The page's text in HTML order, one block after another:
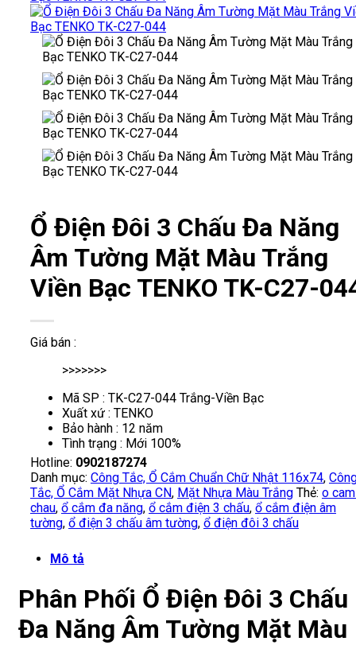
Ổ Điện Đôi 3 Chấu Đa Năng
Âm Tường Mặt Màu Trắng
Viền Bạc TENKO TK-C27-
Giá bán :
>>>>>>>
Mã SP : TK-C27-044 Trắng-Viền Bạc
Xuất xứ : TENKO
Bảo hành : 12 năm
Tình trạng : Mới 100%
Hotline: 0902187274
Danh mục: Công Tắc, Ổ Cắm Chuẩn Chữ Nhật 116x74,
Tắc, Ổ Cắm Mặt Nhựa CN, Mặt Nhựa Màu Trắng Thẻ: o
chau, ổ cắm đa năng, ổ cắm điện 3 chấu, ổ cắm điện âm
tường, ổ điện 3 chấu âm tường, ổ điện đôi 3 chấu
Mô tả
Phân Phối Ổ Điện Đôi 3 Chấu
Đa Năng Âm Tường Mặt Màu